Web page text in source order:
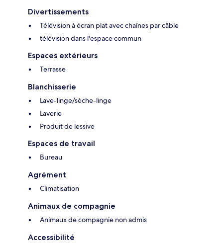
Divertissements
Télévision à écran plat avec chaînes par câble
télévision dans l'espace commun
Espaces extérieurs
Terrasse
Blanchisserie
Lave-linge/sèche-linge
Laverie
Produit de lessive
Espaces de travail
Bureau
Agrément
Climatisation
Animaux de compagnie
Animaux de compagnie non admis
Accessibilité